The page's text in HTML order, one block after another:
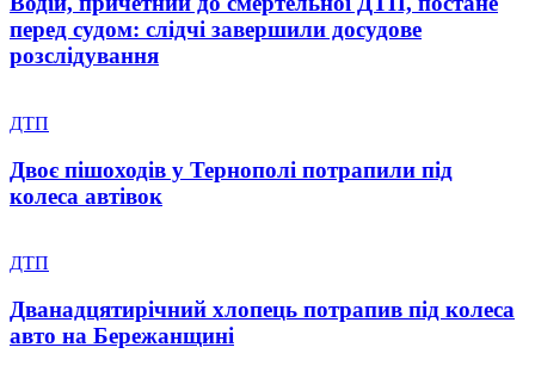
перед судом: слідчі завершили досудове
розслідування
ДТП
Двоє пішоходів у Тернополі потрапили під
колеса автівок
ДТП
Дванадцятирічний хлопець потрапив під колеса
авто на Бережанщині